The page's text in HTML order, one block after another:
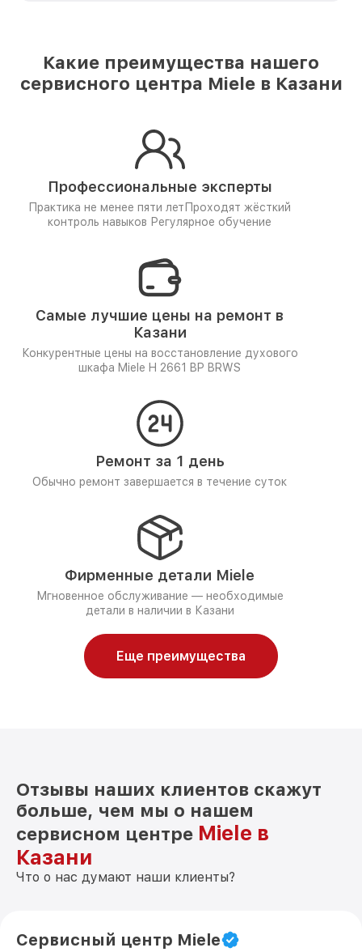
Какие преимущества нашего
сервисного центра Miele в Казани
Профессиональные эксперты
Практика не менее пяти лет Проходят жёсткий
контроль навыков Регулярное обучение
Самые лучшие цены на ремонт в
Казани
Конкурентные цены на восстановление духового
шкафа Miele H 2661 BP BRWS
Ремонт за 1 день
Обычно ремонт завершается в течение суток
Фирменные детали Miele
Мгновенное обслуживание — необходимые
детали в наличии в Казани
Еще преимущества
Отзывы наших клиентов скажут
больше, чем мы о нашем
сервисном центре Miele в
Казани
Что о нас думают наши клиенты?
Сервисный центр Miele